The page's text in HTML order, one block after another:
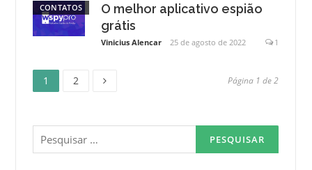
CONTATOS
O melhor aplicativo espião
grátis
Vinicius Alencar 25 de agosto de 2022 1
Paginação
posts
Página
1 2 Página 1 de 2
Pesquisar
por: